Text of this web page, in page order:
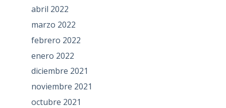
abril 2022
marzo 2022
febrero 2022
enero 2022
diciembre 2021
noviembre 2021
octubre 2021